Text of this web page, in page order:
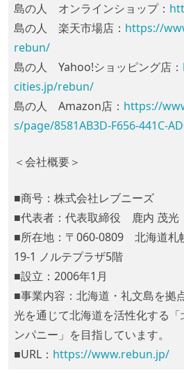
島の人 オンラインショップ：
島の人 楽天市場店： https://
rebun/
島の人 Yahoo!ショッピング店：
cities.jp/rebun/
島の人 Amazon店： https://
s/page/8581AB3D-F656-441C-
＜会社概要＞
■商号：株式会社レブニーズ
■代表者：代表取締役 鹿内 茂光
■所在地：〒060-0809 北海道札
19-1 ノルテプラザ5階
■設立：2006年1月
■事業内容：北海道・礼文島を拠
光を通じて北海道を活性化する
ンパニー」を目指しています。
■URL： https://www.rebun.jp/